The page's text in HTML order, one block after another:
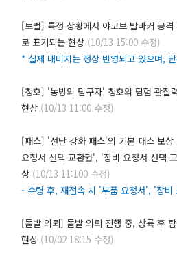
[토벌] 특정 상황에서 야코브 발바커 공
로 표기되는 현상 (10/13 15:00 수정)
* 실제 대미지는 정상 반영되고 있으며,
[칭호] '동방의 탐구자' 칭호의 탐험 관찰
현상 (10/13 11:00 수정)
[패스] '선단 강화 패스'의 기본 패스 보
요청서 선택 교환권', '장비 요청서 선택
상 (10/13 11:100 수정)
- 수령 후, 재접속 시 '부품 요청서', '장비
[돌발 의뢰] 돌발 의뢰 진행 중, 상륙 후
현상 (10/02 18:15 수정)